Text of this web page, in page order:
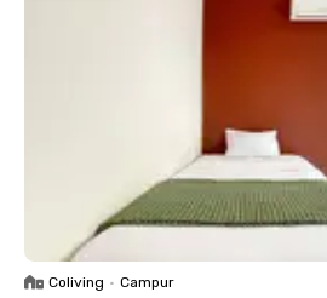
Coliving • Campur